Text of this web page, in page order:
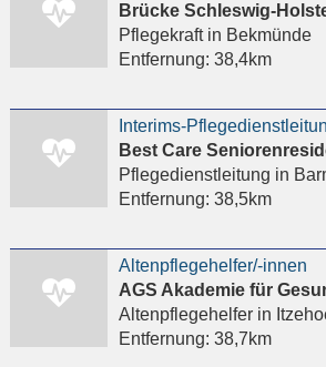
Brücke Schleswig-
Pflegekraftin Bekmünde
Entfernung: 38,4km
Interims-
Pflegedienstleitung in
Entfernung: 38,5km
Altenpflegehelfer/-innen
Altenpflegehelferin
Entfernung: 38,7km